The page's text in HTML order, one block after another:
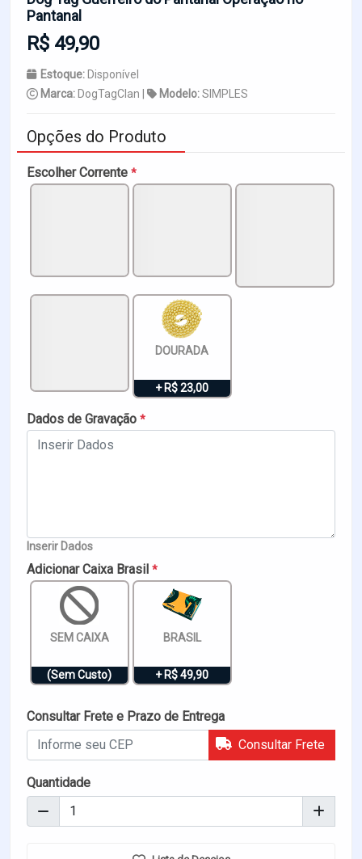
Pantanal
R$ 49,90
Estoque: Disponível
Marca: DogTagClan | Modelo:SIMPLES
Opções do Produto
Escolher Corrente *
DOURADA
+ R$ 23,00
Dados de Gravação *
Inserir Dados
Adicionar Caixa Brasil *
SEM CAIXA
(Sem Custo)
BRASIL
+ R$ 49,90
Consultar Frete e Prazo de Entrega
Consultar Frete
Quantidade